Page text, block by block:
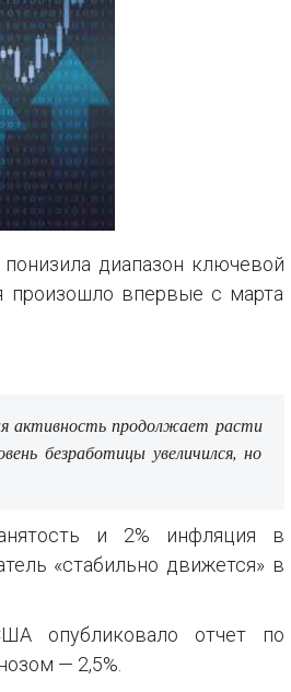
диапазон ключевой
произошло впервые с марта
активность продолжает расти
безработицы увеличился, но
и 2% инфляция в
«стабильно движется» в
опубликовало отчет по
— 2,5%.